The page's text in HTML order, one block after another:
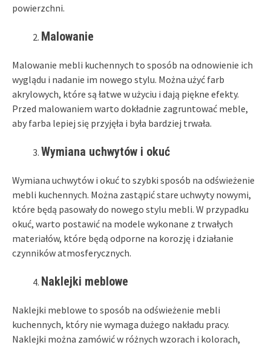
powierzchni.
Malowanie
Malowanie mebli kuchennych to sposób na odnowienie ich
wyglądu i nadanie im nowego stylu. Można użyć farb
akrylowych, które są łatwe w użyciu i dają piękne efekty.
Przed malowaniem warto dokładnie zagruntować meble,
aby farba lepiej się przyjęła i była bardziej trwała.
Wymiana uchwytów i okuć
Wymiana uchwytów i okuć to szybki sposób na odświeżenie
mebli kuchennych. Można zastąpić stare uchwyty nowymi,
które będą pasowały do nowego stylu mebli. W przypadku
okuć, warto postawić na modele wykonane z trwałych
materiałów, które będą odporne na korozję i działanie
czynników atmosferycznych.
Naklejki meblowe
Naklejki meblowe to sposób na odświeżenie mebli
kuchennych, który nie wymaga dużego nakładu pracy.
Naklejki można zamówić w różnych wzorach i kolorach,